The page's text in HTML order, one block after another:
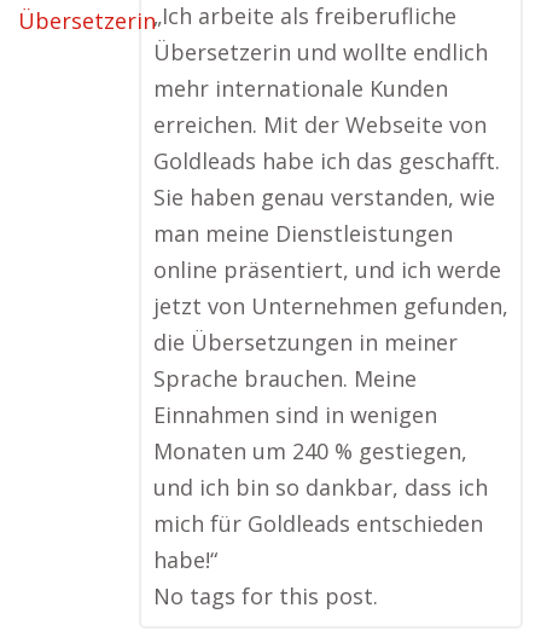
„Ich arbeite als freiberufliche
Übersetzerin und wollte endlich
mehr internationale Kunden
erreichen. Mit der Webseite von
Goldleads habe ich das geschafft.
Sie haben genau verstanden, wie
man meine Dienstleistungen
online präsentiert, und ich werde
jetzt von Unternehmen gefunden,
die Übersetzungen in meiner
Sprache brauchen. Meine
Einnahmen sind in wenigen
Monaten um 240 % gestiegen,
und ich bin so dankbar, dass ich
mich für Goldleads entschieden
habe!“
No tags for this post.